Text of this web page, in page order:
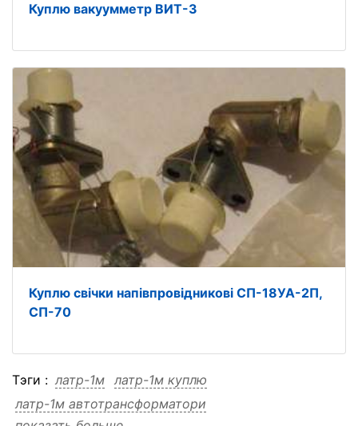
Куплю вакуумметр ВИТ-3
Куплю свічки напівпровідникові СП-18УА-2П,
СП-70
Тэги : латр-1м латр-1м куплю
латр-1м автотрансформатори